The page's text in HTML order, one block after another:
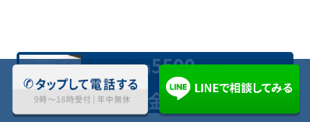
業界最安値5500円(税込)〜対応
料金について